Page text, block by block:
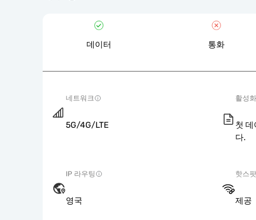
데이터 통화
네트워크
5G/4G/LTE
활성
첫
다.
IP 라우팅
영국
핫스팟
제공